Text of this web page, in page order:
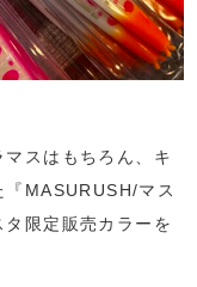
スはもちろん、キ
『MASURUSH/マス
限定販売カラーを